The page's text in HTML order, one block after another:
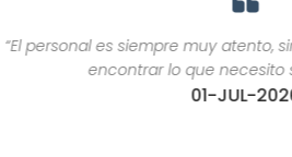
“El personal es siempre muy atento,
encontrar lo que necesito
01-JUL-